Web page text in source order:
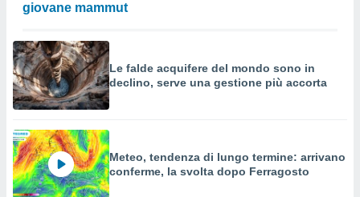
giovane mammut
Le falde acquifere del mondo sono in
declino, serve una gestione più accorta
Meteo, tendenza di lungo termine: arrivano
conferme, la svolta dopo Ferragosto